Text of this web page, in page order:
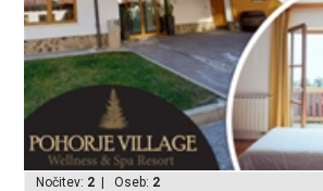
Nočitev: 2 | Oseb: 2